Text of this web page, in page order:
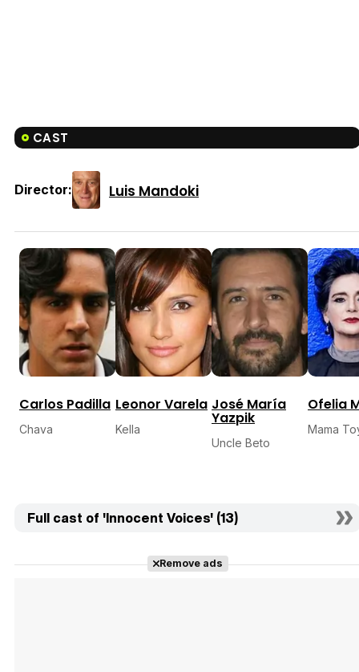
CAST
Director: Luis Mandoki
Carlos Padilla
Chava
Leonor Varela
Kella
José María
Yazpik
Uncle Beto
Ofelia
Mama
Full cast of 'Innocent Voices' (13)
Remove ads